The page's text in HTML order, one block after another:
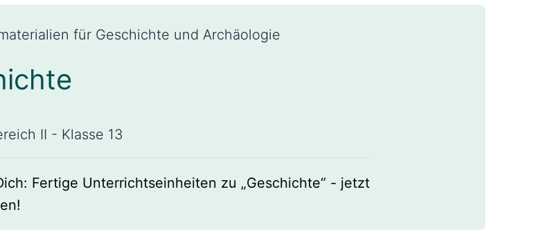
für Geschichte und Archäologie
II - Klasse 13
Fertige Unterrichtseinheiten zu „Geschichte“ - jetzt